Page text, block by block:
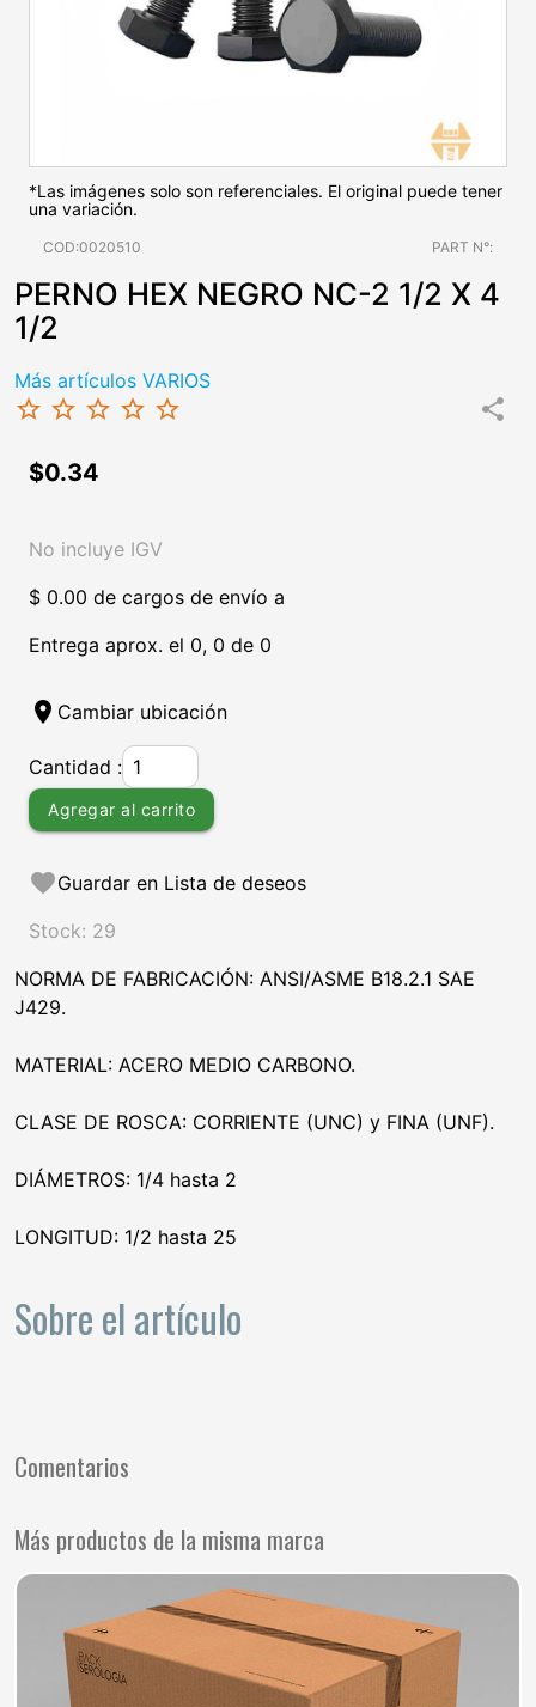
*Las imágenes solo son referenciales. El original puede tener
una variación.
COD:0020510 PART N°:
PERNO HEX NEGRO NC-2 1/2 X 4
1/2
Más artículos VARIOS
star_border star_border star_border star_border star_border share
$0.34
No incluye IGV
$ 0.00 de cargos de envío a
Entrega aprox. el 0, 0 de 0
location_on Cambiar ubicación
Cantidad :
Agregar al carrito
favoriteGuardar en Lista de deseos
Stock: 29
NORMA DE FABRICACIÓN: ANSI/ASME B18.2.1 SAE
J429.
MATERIAL: ACERO MEDIO CARBONO.
CLASE DE ROSCA: CORRIENTE (UNC) y FINA (UNF).
DIÁMETROS: 1/4 hasta 2
LONGITUD: 1/2 hasta 25
Sobre el artículo
Comentarios
Más productos de la misma marca